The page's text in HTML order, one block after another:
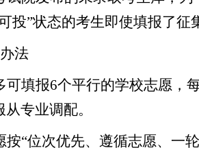
投”状态的考生即使填报了征
法
可填报6个平行的学校志愿，
专业调配。
按“位次优先、遵循志愿、一